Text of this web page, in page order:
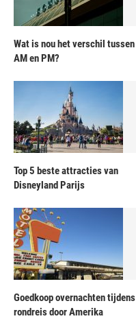
Wat is nou het verschil tussen
AM en PM?
Top 5 beste attracties van
Disneyland Parijs
Goedkoop overnachten tijdens
rondreis door Amerika